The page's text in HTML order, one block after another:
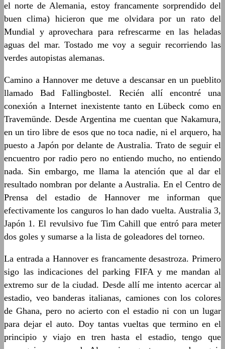
el norte de Alemania, estoy francamente sorprendido del
buen clima) hicieron que me olvidara por un rato del
Mundial y aprovechara para refrescarme en las heladas
aguas del mar. Tostado me voy a seguir recorriendo las
verdes autopistas alemanas.
Camino a Hannover me detuve a descansar en un pueblito
llamado Bad Fallingbostel. Recién allí encontré una
conexión a Internet inexistente tanto en Lübeck como en
Travemünde. Desde Argentina me cuentan que Nakamura,
en un tiro libre de esos que no toca nadie, ni el arquero, ha
puesto a Japón por delante de Australia. Trato de seguir el
encuentro por radio pero no entiendo mucho, no entiendo
nada. Sin embargo, me llama la atención que al dar el
resultado nombran por delante a Australia. En el Centro de
Prensa del estadio de Hannover me informan que
efectivamente los canguros lo han dado vuelta. Australia 3,
Japón 1. El revulsivo fue Tim Cahill que entró para meter
dos goles y sumarse a la lista de goleadores del torneo.
La entrada a Hannover es francamente desastroza. Primero
sigo las indicaciones del parking FIFA y me mandan al
extremo sur de la ciudad. Desde allí me intento acercar al
estadio, veo banderas italianas, camiones con los colores
de Ghana, pero no acierto con el estadio ni con un lugar
para dejar el auto. Doy tantas vueltas que termino en el
principio y viajo en tren hasta el estadio, tengo que